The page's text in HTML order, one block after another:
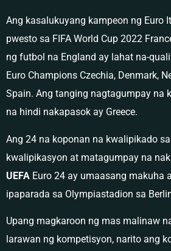
Ang kasalukuyang kampeon ng Euro
pwesto sa FIFA World Cup 2022
ng futbol na England ay lahat na-
Euro Champions Czechia, Denmark,
Spain. Ang tanging nagtagumpay na
na hindi nakapasok ay Greece.
Ang 24 na koponan na kwalipikado
kwalipikasyon at matagumpay na
UEFA Euro 24 ay umaasang makuha
ipaparada sa Olympiastadion sa
Upang magkaroon ng mas malinaw
larawan ng kompetisyon, narito ang